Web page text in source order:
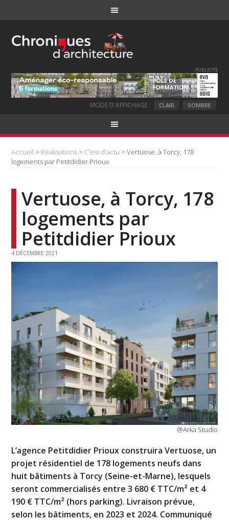
PUBLICITE
MODE D'AFFICHAGE : CLAIR SOMBRE
Accueil > Réalisations > C'est d'actu > Vertuose, à Torcy, 178
logements par Petitdidier Prioux
Vertuose, à Torcy, 178
logements par
Petitdidier Prioux
4 DÉCEMBRE 2021
@Arka Studio
L’agence Petitdidier Prioux construira Vertuose, un
projet résidentiel de 178 logements neufs dans
huit bâtiments à Torcy (Seine-et-Marne), lesquels
seront commercialisés entre 3 680 € TTC/m² et 4
190 € TTC/m² (hors parking). Livraison prévue,
selon les bâtiments, en 2023 et 2024. Communiqué